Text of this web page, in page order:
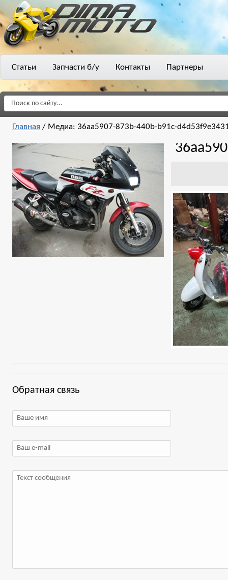
Статьи Запчасти б/у Контакты Партнеры
Главная / Медиа: 36aa5907-873b-440b-b91c-
Обратная связь